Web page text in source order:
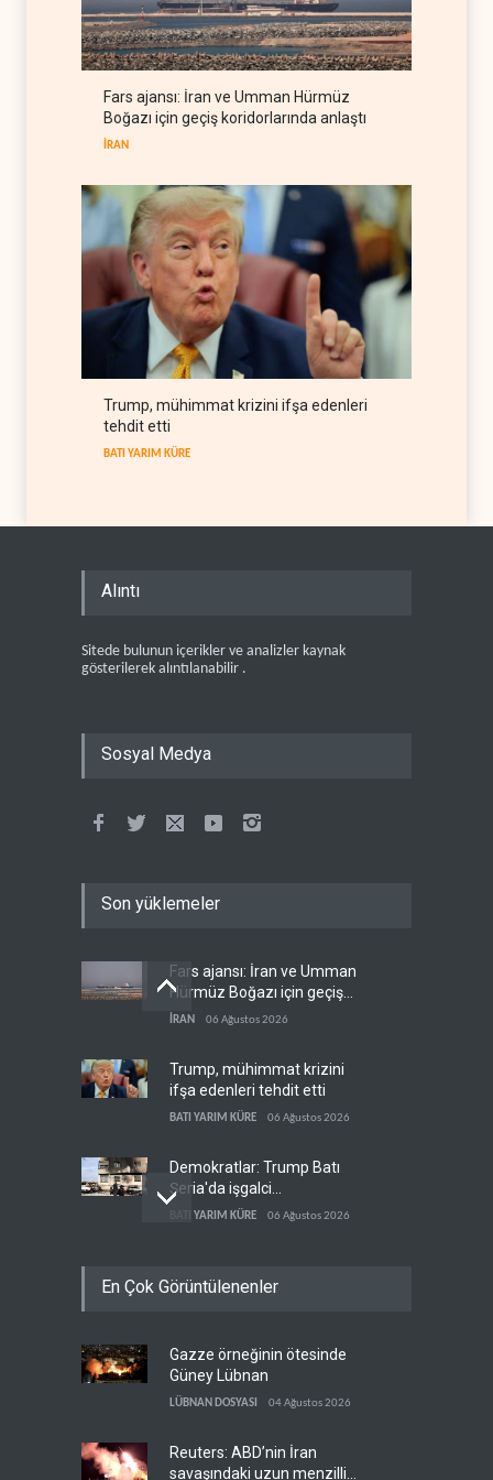
BM yetkilisinden İsrail'e gizli
belge akışı
BATI YARIM KÜRE 06 Ağustos 2026
ABD'den Küba ordusuna
yeni yaptırımlar
Fars ajansı: İran ve Umman Hürmüz
Boğazı için geçiş koridorlarında anlaştı
İRAN
Trump, mühimmat krizini ifşa edenleri
tehdit etti
BATI YARIM KÜRE
Alıntı
Sitede bulunun içerikler ve analizler kaynak
gösterilerek alıntılanabilir .
Sosyal Medya
Son yüklemeler
Fars ajansı: İran ve Umman
Hürmüz Boğazı için geçiş
koridorlarında anlaştı
İRAN 06 Ağustos 2026
Trump, mühimmat krizini
ifşa edenleri tehdit etti
BATI YARIM KÜRE 06 Ağustos 2026
Demokratlar: Trump Batı
Şeria'da işgalci
yerleşimcilere cezasızlık
BATI YARIM KÜRE 06 Ağustos 2026
koşuyor
ABD'den Küba ordusuna
yeni yaptırımlar
06 Ağustos 2026
En Çok Görüntülenenler
Gazze örneğinin ötesinde
Güney Lübnan
LÜBNAN DOSYASI 04 Ağustos 2026
Reuters: ABD’nin İran
savaşındaki uzun menzilli